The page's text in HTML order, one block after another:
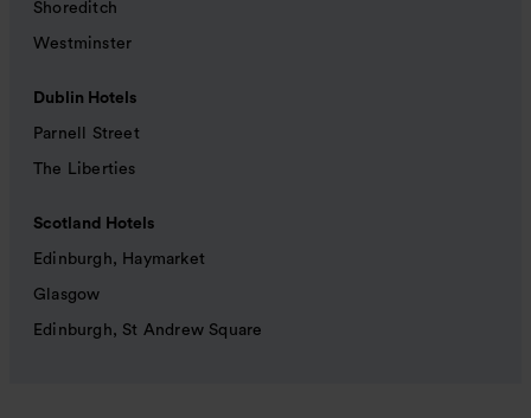
Shoreditch
Westminster
Dublin Hotels
Parnell Street
The Liberties
Scotland Hotels
Edinburgh, Haymarket
Glasgow
Edinburgh, St Andrew Square